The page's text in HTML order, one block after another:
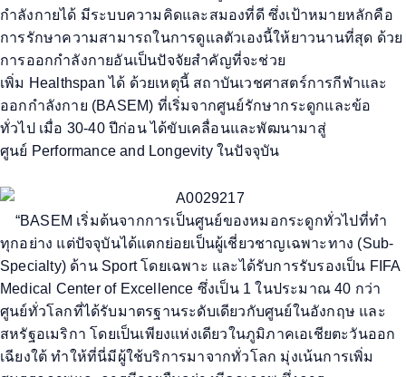
กำลังกายได้ มีระบบความคิดและสมองที่ดี ซึ่งเป้าหมายหลักคือ
การรักษาความสามารถในการดูแลตัวเองนี้ให้ยาวนานที่สุด ด้วย
การออกกำลังกายอันเป็นปัจจัยสำคัญที่จะช่วย
เพิ่ม Healthspan ได้ ด้วยเหตุนี้ สถาบันเวชศาสตร์การกีฬาและ
ออกกำลังกาย (BASEM) ที่เริ่มจากศูนย์รักษากระดูกและข้อ
ทั่วไป เมื่อ 30-40ปีก่อนได้ขับเคลื่อนและพัฒนามาสู่
ศูนย์ Performance and Longevityในปัจจุบัน
“BASEM เริ่มต้นจากการเป็นศูนย์ของหมอกระดูกทั่วไปที่ทำ
ทุกอย่าง แต่ปัจจุบันได้แตกย่อยเป็นผู้เชี่ยวชาญเฉพาะทาง (Sub-
Specialty) ด้านSportโดยเฉพาะ และได้รับการรับรองเป็น FIFA
Medical Center of Excellence ซึ่งเป็น 1ในประมาณ40 กว่า
ศูนย์ทั่วโลกที่ได้รับมาตรฐานระดับเดียวกับศูนย์ในอังกฤษ และ
สหรัฐอเมริกา โดยเป็นเพียงแห่งเดียวในภูมิภาคเอเชียตะวันออก
เฉียงใต้ ทำให้ที่นี่มีผู้ใช้บริการมาจากทั่วโลก มุ่งเน้นการเพิ่ม